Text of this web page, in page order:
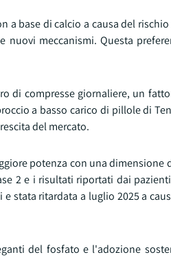
a base di calcio a causa del
meccanismi. Questa
di compresse giornaliere, un
a basso carico di pillole di
del mercato.
potenza con una
2 e i risultati riportati dai
stata ritardata a luglio 2025 a
del fosfato e l'adozione